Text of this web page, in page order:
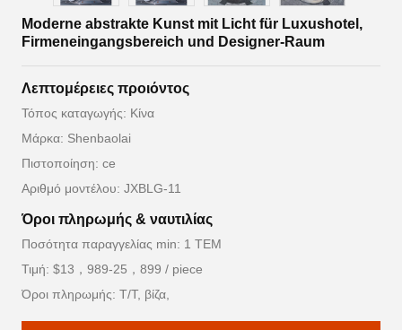
Moderne abstrakte Kunst mit Licht für Luxushotel,
Firmeneingangsbereich und Designer-Raum
Λεπτομέρειες προιόντος
Τόπος καταγωγής: Κίνα
Μάρκα: Shenbaolai
Πιστοποίηση: ce
Αριθμό μοντέλου: JXBLG-11
Όροι πληρωμής & ναυτιλίας
Ποσότητα παραγγελίας min: 1 ΤΕΜ
Τιμή: $13，989-25，899 / piece
Όροι πληρωμής: T/T, βίζα,